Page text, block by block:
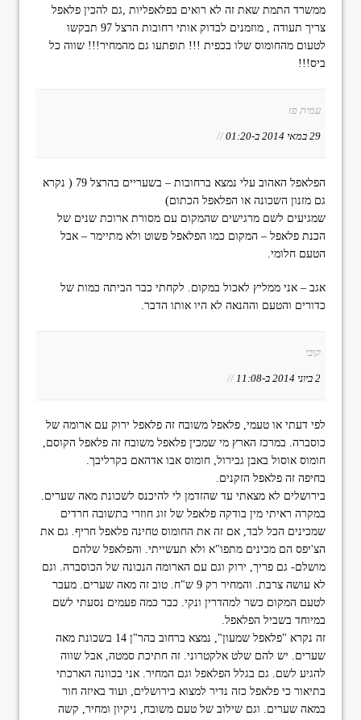
ממשרד התמת שאת זה לא רואים בפלאפליות ,גם להכין פלאפל
צריך תעודה , מוזמנים לבדוק אותי רחובות הרצל 97 תבקשו
לטעום מהחומוס שלו בכפית !!! תופתעו גם מהמחיר!!! שווה כל
ביס!!!
עמית פז
29 במאי 2014 ב-01:20 //
הפלאפל האהוב עלי נמצא ברחובות – בשעריים בהרצל 79 ( נקרא
גם מזנון השכונה או הפלאפל הכתום)
שמגיעים לשם מרגישים שהמקום עם מסורת ארוכת שנים של
הכנת פלאפל – המקום כמו הפלאפל פשוט ולא מתיימר – אבל
הטעם חלומי.
אגב – אני ממליץ לאכול במקום. לקחתי כבר הביתה כמות של
כדורים והטעם וההנאה לא היו אותו הדבר.
קובי
2 ביוני 2014 ב-11:08 //
לפי דעתי או טעמי, פלאפל משובח זה פלאפל ירוק עם ארומה של
כוסברה. במרכז הארץ מי שמכין פלאפל משובח זה פלאפל הקוסם,
חומוס אוסול באבן גבירול, חומוס אבו אדהאם בקרליבך.
בחיפה זה פלאפל הזקנים.
בירושלים לא מצאתי עד שהזדמן לי להיכנס לשכונת מאה שערים.
במקרה ראיתי מין בודקה פלאפל של זוג חוזרי בתשובה חרדים
שמכינים הכל לבד, אם זה את החומוס טחינה פלאפל חריף. גם את
הצ'יפס הם מכינים מתפו"א ולא תעשייתי. והפלאפל שלהם
מושלם- גם פריך, ירוק וגם עם הארומה הנכונה של הכוסברה. וגם
לא עושה צרבת. והמחיר רק 9 ש"ח. טוב זה מאה שערים. מעבר
לטעם המקום כשר למהדרין ונקי. כבר כמה פעמים נסעתי לשם
במיוחד בשביל הפלאפל.
זה נקרא "פלאפל שמעון", נמצא ברחוב בהר"ן 14 בשכונת מאה
שערים. יש להם שלט אלקטרוני. זה חתיכת סמטה, אבל שווה
להגיע לשם. גם בגלל הפלאפל וגם המחיר. אני בכוונה הארכתי
בתיאור כי פלאפל כזה נדיר למצוא בירושלים, ועוד באיזה חור
במאה שערים. וגם שילוב של טעם משובח, ניקיון ומחיר, קשה